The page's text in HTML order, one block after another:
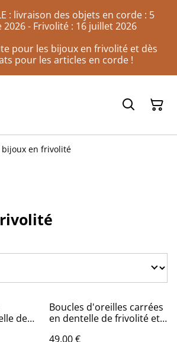
: livraison des objets en corde : 5
- Frivolité : 16 juillet 2026
pour les bijoux en frivolité et dès
pour les articles en corde !
bijoux en frivolité
de
Boucles d'oreilles carrées
en dentelle de frivolité et
49,00 €